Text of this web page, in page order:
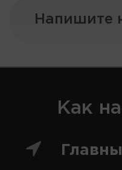
Напишите
Как